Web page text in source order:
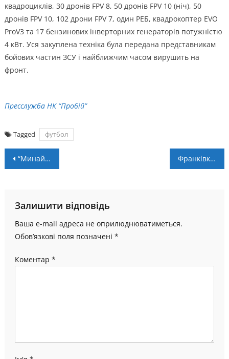
квадроциклів, 30 дронів FPV 8, 50 дронів FPV 10 (ніч), 50
дронів FPV 10, 102 дрони FPV 7, один РЕБ, квадрокоптер EVO
ProV3 та 17 бензинових інверторних генераторів потужністю
4 кВт. Уся закуплена техніка була передана представникам
бойових частин ЗСУ і найближчим часом вирушить на
фронт.
Пресслужба НК “Пробій”
Tagged футбол
Навігація
“Минай” – “Прикарпаття”: анонс матчу та пряма трансляція Франківка Лузан передасть на благодійність весло, яким на Олімпійських іграх здобула “срібло”
Залишити відповідь
Ваша e-mail адреса не оприлюднюватиметься.
Обов’язкові поля позначені *
Коментар *